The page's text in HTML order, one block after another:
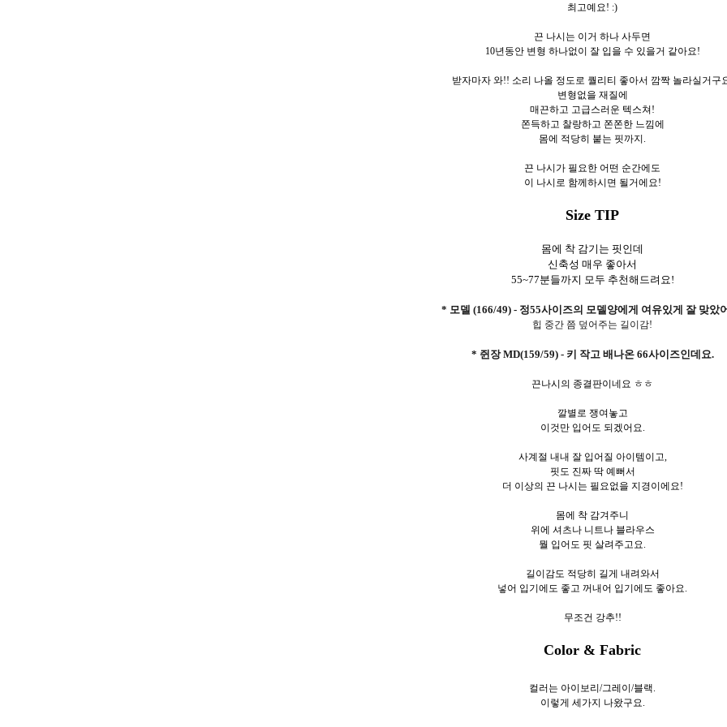
최고예요! :)
끈 나시는 이거 하나 사두면
10년동안 변형 하나없이 잘 입을 수 있을거 같아요!
받자마자 와!! 소리 나올 정도로 퀄리티 좋아서 깜짝 놀라실거구
변형없을 재질에
매끈하고 고급스러운 텍스쳐!
쫀득하고 찰랑하고 쫀쫀한 느낌에
몸에 적당히 붙는 핏까지.
끈 나시가 필요한 어떤 순간에도
이 나시로 함께하시면 될거에요!
Size TIP
몸에 착 감기는 핏인데
신축성 매우 좋아서
55~77분들까지 모두 추천해드려요!
* 모델 (166/49) - 정55사이즈의 모델양에게 여유있게 잘 맞았
힙 중간 쯤 덮어주는 길이감!
* 쥔장 MD(159/59) - 키 작고 배나온 66사이즈인데요.
끈나시의 종결판이네요 ㅎㅎ
깔별로 쟁여놓고
이것만 입어도 되겠어요.
사계절 내내 잘 입어질 아이템이고,
핏도 진짜 딱 예뻐서
더 이상의 끈 나시는 필요없을 지경이에요!
몸에 착 감겨주니
위에 셔츠나 니트나 블라우스
뭘 입어도 핏 살려주고요.
길이감도 적당히 길게 내려와서
넣어 입기에도 좋고 꺼내어 입기에도 좋아요.
무조건 강추!!
Color & Fabric
컬러는 아이보리/그레이/블랙.
이렇게 세가지 나왔구요.